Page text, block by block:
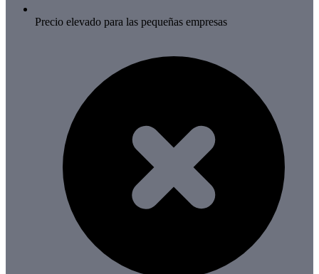
Precio elevado para las pequeñas empresas